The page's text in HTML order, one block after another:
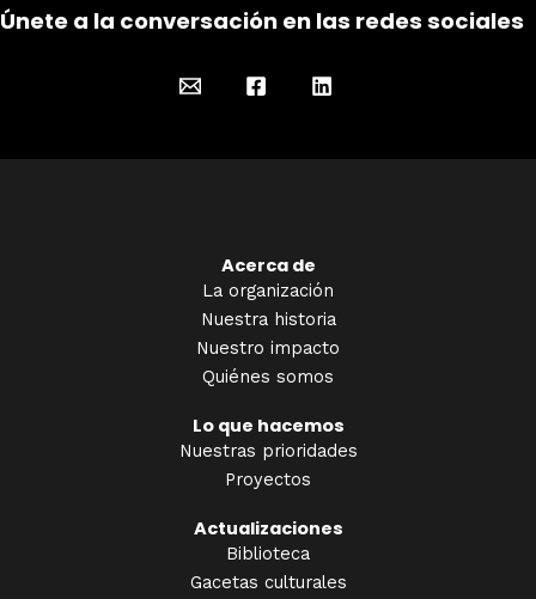
Únete a la conversación en las redes sociales
Acerca de
La organización
Nuestra historia
Nuestro impacto
Quiénes somos
Lo que hacemos
Nuestras prioridades
Proyectos
Actualizaciones
Biblioteca
Gacetas culturales